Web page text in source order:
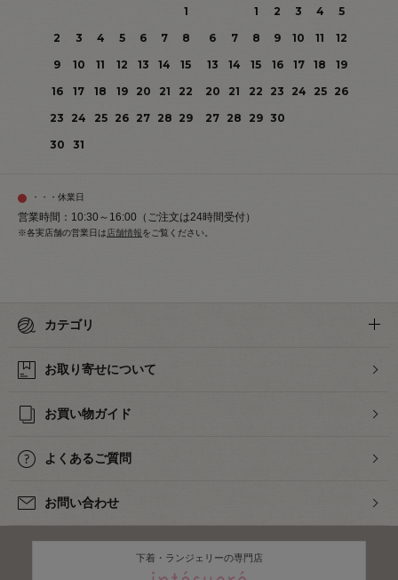
1
2
3 4 5 6 7
8
9
10 11 12 13 14
15
16
17 18 19 20 21
22
23
24 25 26 27 28 29
30
31
1 2 3 4
5
6
7 8 9 10 11
12
13
14 15 16 17 18
19
20
21 22 23 24 25
26
27 28 29 30
・・・休業日
営業時間：10:30～16:00（ご注文は24時間受付）
※各実店舗の営業日は店舗情報をご覧ください。
カテゴリ
お取り寄せについて
お買い物ガイド
よくあるご質問
お問い合わせ
下着・ランジェリーの専門店